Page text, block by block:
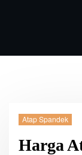
Atap Spandek
Harga